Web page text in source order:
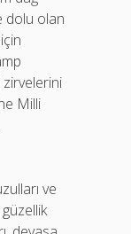
dolu olan
zirvelerini
Milli
ve